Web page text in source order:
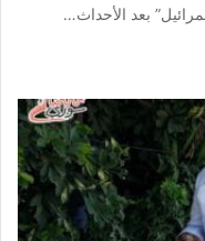
بعد الأحداث…